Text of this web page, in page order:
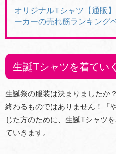
オリジナルTシャツ【通販
ーカーの売れ筋ランキング
生誕Tシャツを着てい
生誕祭の服装は決まりましたか
終わるものではありません！「
じた方のために、生誕Tシャツ
ていきます。